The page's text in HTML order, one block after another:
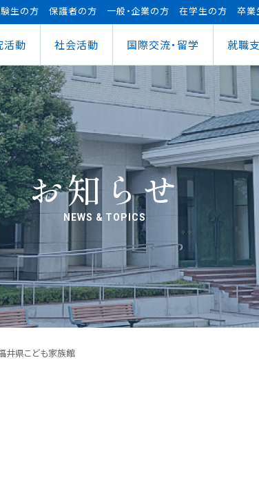
生の方 保護者の方 一般・企業の方 在学生の方 卒業
経営情報学部
経営情報学科
ス
ス
活動
研究情報
AI&IoTセンター
まちづくりデザインセンター
ウェルネス＆スポーツサイエンスセンター
未来ロボティクスセンター
社会活動 国際交流・留学
ター
）
みなさんへ
就職
申し込み
との面談
教育ローン
授業料等の減免制度
報
⽣⽀援
のご案内
動支援センター
らの接続）
お知らせ
NEWS & TOPICS
井県こども家族館